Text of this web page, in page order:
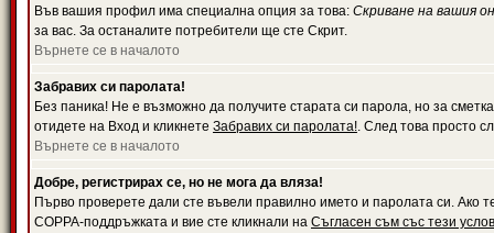
Във вашия профил има специална опция за това: Скриване на вашия
за вас. За останалите потребители ще сте Скрит.
Върнете се в началото
Забравих си паролата!
Без паника! Не е възможно да получите старата си парола, но за
отидете на Вход и кликнете Забравих си паролата!. След това просто
Върнете се в началото
Добре, регистрирах се, но не мога да вляза!
Първо проверете дали сте въвели правилно името и паролата си. Ако
COPPA-поддръжката и вие сте кликнали на Съгласен съм със тези